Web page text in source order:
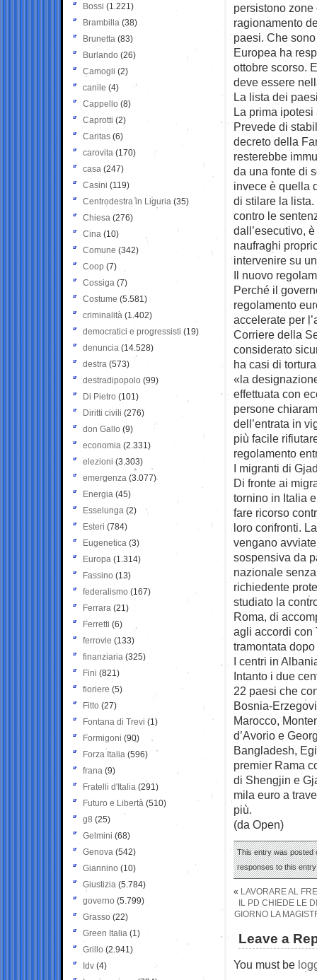
persistono
ragionamento
paesi. Che
Europea ha
ottobre scorso.
deve essere
La lista dei
La prima
Prevede di
decreto della
resterebbe
da una fonte di
invece è quella
di stilare la
contro le
dall’esecutivo,
naufraghi
intervenire su
Il nuovo
Perché il
regolamento
accelerate per
Corriere della
considerato
ha casi di
«la
effettuata con
persone
dell’entrata in
più facile
regolamento
I migranti di
Di fronte ai
tornino in Italia
fare ricorso
loro confronti.
vengano
sospensiva da
nazionale
richiedente
studiato la
Roma, di
agli accordi con
tramontata
I centri in
Intanto i due
22 paesi che
Bosnia-
Marocco,
d’Avorio e
Bangladesh,
premier Rama
di Shengjin e
mila euro a
più.
(da Open)
This entry was posted
responses to this
« LAVORARE AL
IL PD CHIEDE LE
GIORNO LA
Leave a
You must be
Bossi (1.221)
Brambilla (38)
Brunetta (83)
Burlando (26)
Camogli (2)
canile (4)
Cappello (8)
Caprotti (2)
Caritas (6)
carovita (170)
casa (247)
Casini (119)
Centrodestra in Liguria (35)
Chiesa (276)
Cina (10)
Comune (342)
Coop (7)
Cossiga (7)
Costume (5.581)
criminalità (1.402)
democratici e progressisti (19)
denuncia (14.528)
destra (573)
destradipopolo (99)
Di Pietro (101)
Diritti civili (276)
don Gallo (9)
economia (2.331)
elezioni (3.303)
emergenza (3.077)
Energia (45)
Esselunga (2)
Esteri (784)
Eugenetica (3)
Europa (1.314)
Fassino (13)
federalismo (167)
Ferrara (21)
Ferretti (6)
ferrovie (133)
finanziaria (325)
Fini (821)
fioriere (5)
Fitto (27)
Fontana di Trevi (1)
Formigoni (90)
Forza Italia (596)
frana (9)
Fratelli d'Italia (291)
Futuro e Libertà (510)
g8 (25)
Gelmini (68)
Genova (542)
Giannino (10)
Giustizia (5.784)
governo (5.799)
Grasso (22)
Green Italia (1)
Grillo (2.941)
Idv (4)